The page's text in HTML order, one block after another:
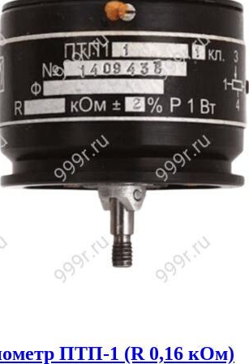
ПТП-1 (R 0,16 кОм)